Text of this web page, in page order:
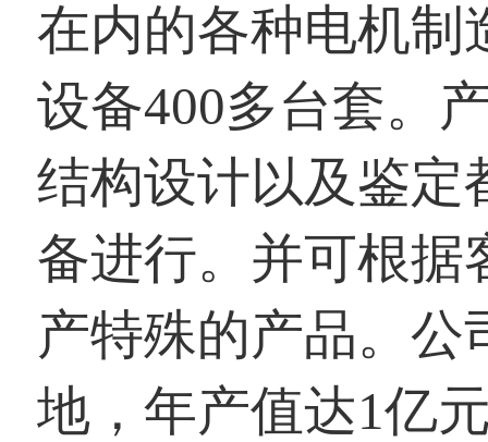
在内的各种电机制
设备400多台套。
结构设计以及鉴定
备进行。并可根据
产特殊的产品。公
地，年产值达1亿